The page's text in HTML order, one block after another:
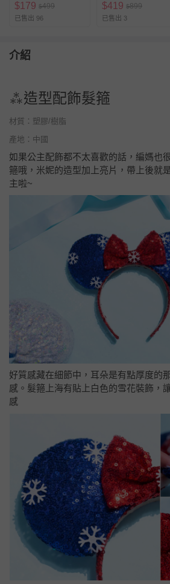
$179 $499
已售出 96
$419 $899
已售出 3
介紹
⁂造型配飾髮箍
材質：塑膠/樹脂
產地：中國
如果公主配飾都不太喜歡的話，編媽也
箍哦，米妮的造型加上亮片，帶上後就
主啦~
好質感藏在細節中，耳朵是有點厚度的
感。髮箍上海有貼上白色的雪花裝飾，
感